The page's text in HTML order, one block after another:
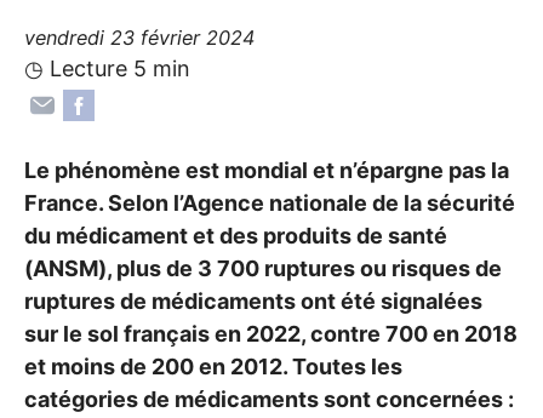
vendredi 23 février 2024
◷ Lecture 5 min
Le phénomène est mondial et n’épargne pas la
France. Selon l’Agence nationale de la sécurité
du médicament et des produits de santé
(ANSM), plus de 3 700 ruptures ou risques de
ruptures de médicaments ont été signalées
sur le sol français en 2022, contre 700 en 2018
et moins de 200 en 2012. Toutes les
catégories de médicaments sont concernées :